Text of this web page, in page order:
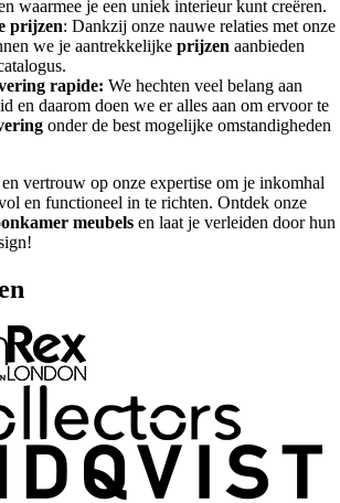
waarmee je een uniek interieur kunt creëren.
prijzen: Dankzij onze nauwe relaties met onze
we je aantrekkelijke prijzen aanbieden
rapide: We hechten veel belang aan
en daarom doen we er alles aan om ervoor te
onder de best mogelijke omstandigheden
vertrouw op onze expertise om je inkomhal
en functioneel in te richten. Ontdek onze
meubels en laat je verleiden door hun